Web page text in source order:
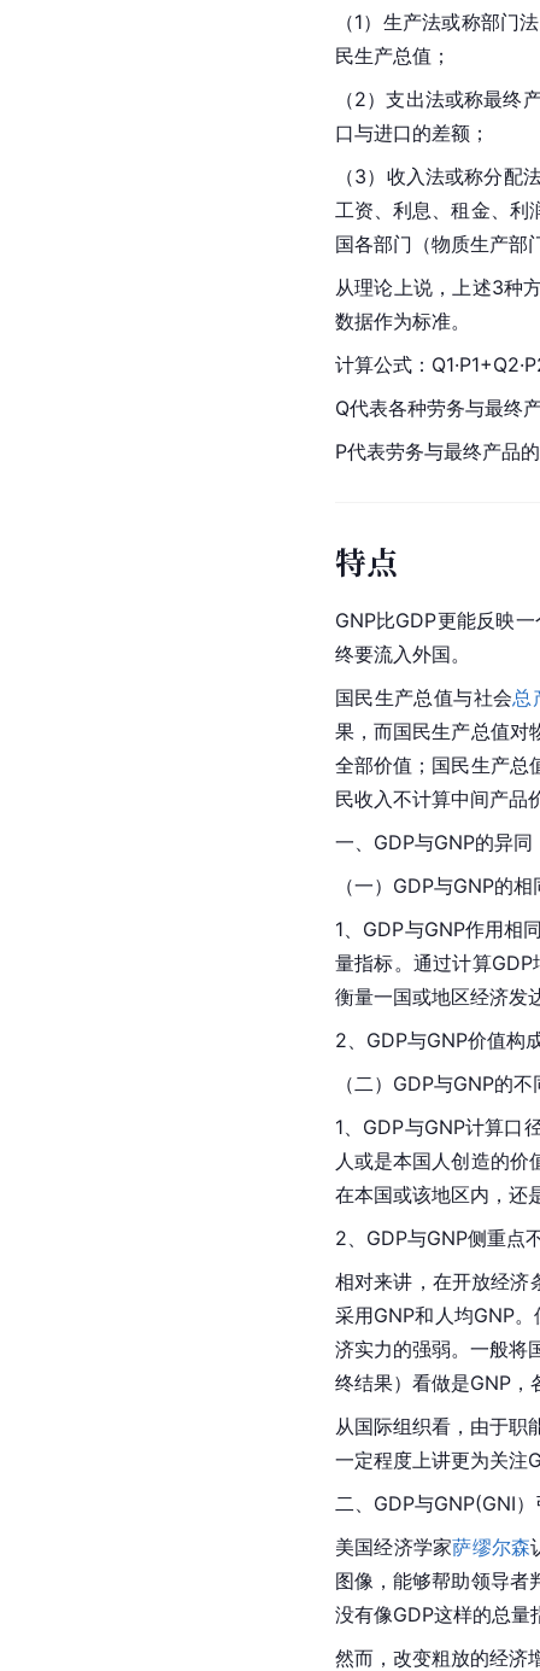
（1）生产法或称部门
民生产总值；
（2）支出法或称最
口与进口的差额；
（3）收入法或称分配
工资、利息、租金、利
国各部门（物质生产部
从理论上说，上述3种
数据作为标准。
计算公式：
Q代表各种劳务与最终
P代表劳务与最终产品
特点
GNP比GDP更能反映
终要流入外国。
国民生产总值与社会总
果，而国民生产总值对
全部价值；国民生产总
民收入不计算中间产品
一、GDP与GNP的异同
（一）GDP与GNP的相
1、GDP与GNP作用相
量指标。通过计算
衡量一国或地区经济发
2、GDP与GNP价值构
（二）GDP与GNP的不
1、GDP与GNP计算口
人或是本国人创造的价
在本国或该地区内，还
2、GDP与GNP侧重点
相对来讲，在开放经济
采用GNP和人均GNP
济实力的强弱。一般将
终结果）看做是GNP，
从国际组织看，由于职
一定程度上讲更为关注
二、GDP与GNP(GNI
美国经济学家萨缪尔森
图像，能够帮助领导者
没有像GDP这样的总量
然而，改变粗放的经济